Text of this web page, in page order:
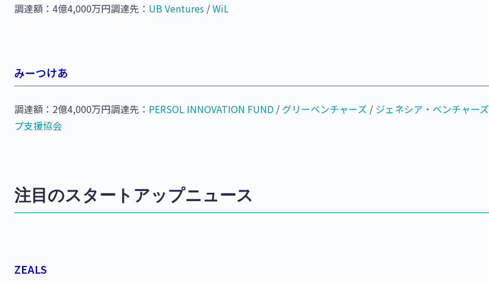
調達額：4億4,000万円調達先： UB Ventures /WiL
みーつけあ
調達額：2億4,000万円調達先： PERSOL INNOVATION FUND / グリーベンチャーズ / ジェネシア・ベンチャーズ
プ支援協会
注目のスタートアップニュース
ZEALS